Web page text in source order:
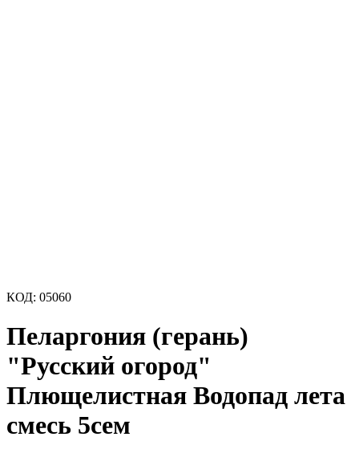
КОД: 05060
Пеларгония (герань)
"Русский огород"
Плющелистная Водопад лета
смесь 5сем